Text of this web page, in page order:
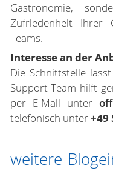
Gastronomie,
Zufriedenheit Ihrer
Teams.
Interesse an der
Die Schnittstelle
Support-Team hilft
per E-Mail unter
telefonisch unter+49
weitere